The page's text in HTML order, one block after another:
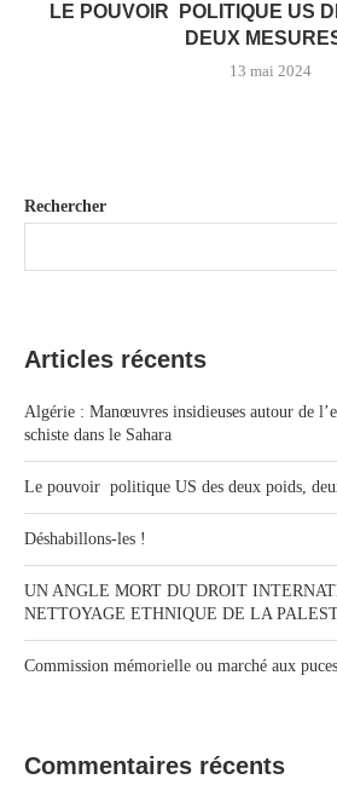
LE POUVOIR POLITIQUE US
DEUX
13 mai 2024
Rechercher
Articles récents
Algérie : Manœuvres insidieuses autour de
schiste dans le Sahara
Le pouvoir politique US des deux poids,
Déshabillons-les !
UN ANGLE MORT DU DROIT
NETTOYAGE ETHNIQUE DE LA
Commission mémorielle ou marché aux puces
Commentaires récents